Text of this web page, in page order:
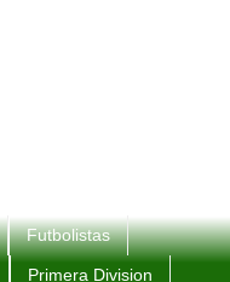
Futbolistas
Primera Division